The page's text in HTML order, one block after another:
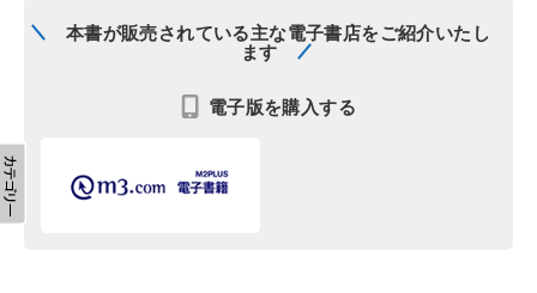
本書が販売されている主な電子書店をご紹介いたし
ます
電子版を購入する